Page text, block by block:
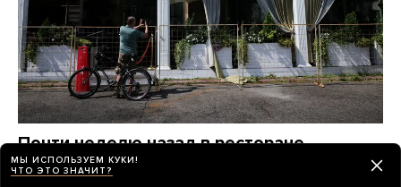
Почти неделю назад в ресторане
в центре Москвы произошел взрыв.
МЫ ИСПОЛЬЗУЕМ КУКИ!
ЧТО ЭТО ЗНАЧИТ?